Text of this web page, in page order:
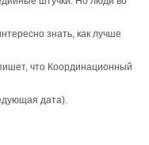
знать, как лучше
что Координационный
дата).